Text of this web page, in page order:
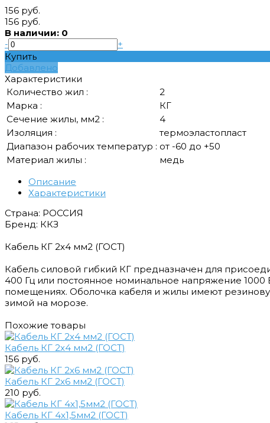
156 руб.
156 руб.
В наличии: 0
-
+
Купить
Добавлено
Характеристики
Количество жил :
2
Марка :
КГ
Сечение жилы, мм2 :
4
Изоляция :
термоэластопласт
Диапазон рабочих температур : от -60 до +50
Материал жилы :
медь
Описание
Характеристики
Страна: РОССИЯ
Бренд: ККЗ
Кабель КГ 2х4 мм2 (ГОСТ)
Кабель силовой гибкий КГ предназначен для
400 Гц или постоянное номинальное напряжение
помещениях. Оболочка кабеля и жилы имеют
зимой на морозе.
Похожие товары
Кабель КГ 2х4 мм2 (ГОСТ)
156 руб.
Кабель КГ 2х6 мм2 (ГОСТ)
210 руб.
Кабель КГ 4х1,5мм2 (ГОСТ)